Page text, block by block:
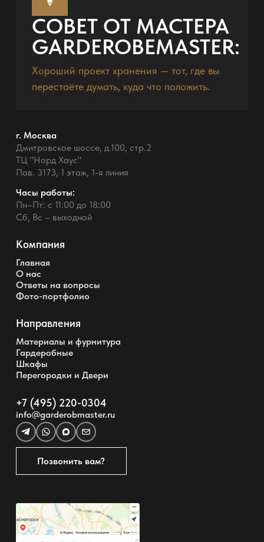
СОВЕТ ОТ МАСТЕРА
GARDEROBEMASTER:
Хороший проект хранения — тот, где вы
перестаёте думать, куда что положить.
г. Москва
Дмитровское шоссе, д.100, стр.2
ТЦ "Норд Хаус"
Пав. 3173, 1 этаж, 1-я линия
Часы работы:
Пн–Пт: с 11:00 до 18:00
Сб, Вс – выходной
Компания
Главная
О нас
Ответы на вопросы
Фото-портфолио
Направления
Материалы и фурнитура
Гардеробные
Шкафы
Перегородки и Двери
+7 (495) 220-0304
info@garderobmaster.ru
Позвонить вам?